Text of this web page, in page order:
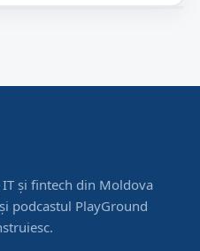
și fintech din Moldova
podcastul PlayGround